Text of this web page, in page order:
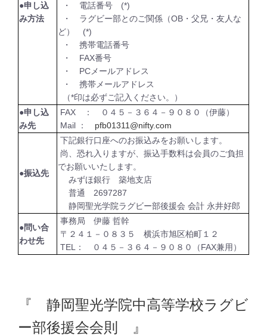
●申し込
み方法
・ 電話番号 (*)
・ ラグビー部とのご関係（OB・父兄・友人な
ど） (*)
・ 携帯電話番号
・ FAX番号
・ PCメールアドレス
・ 携帯メールアドレス
（*印は必ずご記入ください。）
●申し込
み先
FAX ： ０４５－３６４－９０８０（伊藤）
Mail ： pfb01311@nifty.com
●振込先
下記銀行口座へのお振込みをお願いします。
尚、恐れ入りますが、振込手数料は会員のご負担
でお願いいたします。
みずほ銀行 築地支店
普通 2697287
静岡聖光学院ラグビー部後援会 会計 永井好郎
●問い合
わせ先
事務局 伊藤 哲幹
〒２４１－０８３５ 横浜市旭区柏町１２
TEL： ０４５－３６４－９０８０（FAX兼用）
『 静岡聖光学院中高等学校ラグビ
ー部後援会会則 』